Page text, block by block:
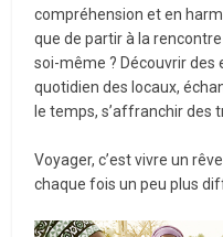
compréhension et en
que de partir à la
soi-même ? Découvrir
quotidien des locaux,
le temps, s’affranchir des
Voyager, c’est vivre un
chaque fois un peu plus